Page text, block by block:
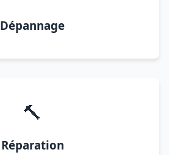
Dépannage
🔨
Réparation